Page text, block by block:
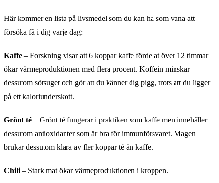
Här kommer en lista på livsmedel som du kan ha som vana att
försöka få i dig varje dag:
Kaffe – Forskning visar att 6 koppar kaffe fördelat över 12 timmar
ökar värmeproduktionen med flera procent. Koffein minskar
dessutom sötsuget och gör att du känner dig pigg, trots att du ligger
på ett kaloriunderskott.
Grönt té – Grönt té fungerar i praktiken som kaffe men innehåller
dessutom antioxidanter som är bra för immunförsvaret. Magen
brukar dessutom klara av fler koppar té än kaffe.
Chili – Stark mat ökar värmeproduktionen i kroppen.